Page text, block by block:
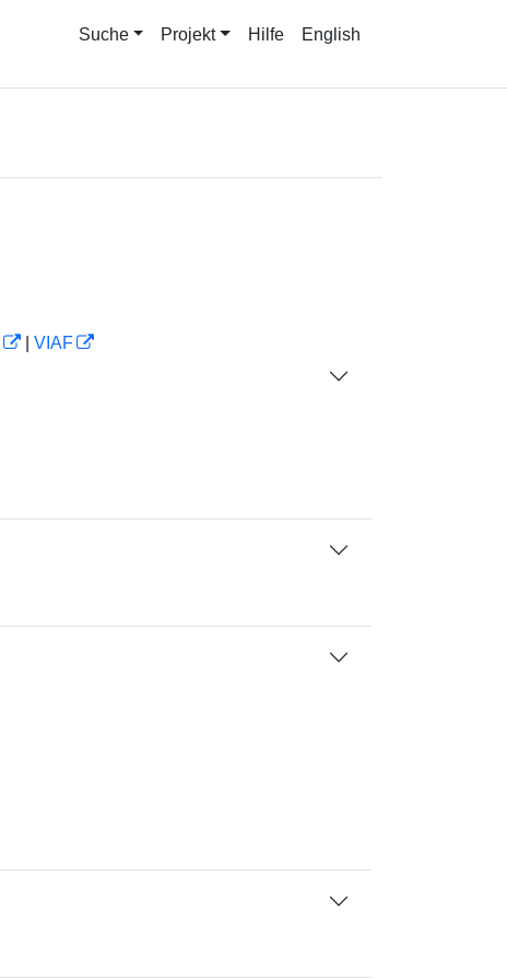
Suche Projekt Hilfe English
VIAF